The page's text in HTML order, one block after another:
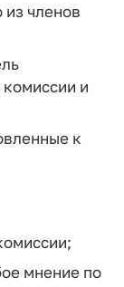
из членов
и
к
мнение по